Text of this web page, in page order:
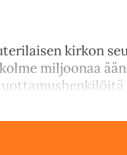
kirkon
miljoonaa